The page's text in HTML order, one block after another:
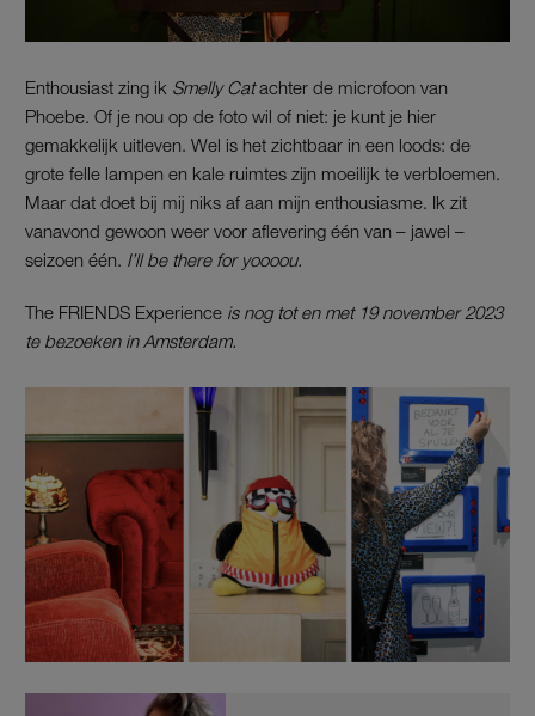
Enthousiast zing ik Smelly Catachter de microfoon van
Phoebe. Of je nou op de foto wil of niet: je kunt je hier
gemakkelijk uitleven. Wel is het zichtbaar in een loods: de
grote felle lampen en kale ruimtes zijn moeilijk te verbloemen.
Maar dat doet bij mij niks af aan mijn enthousiasme. Ik zit
vanavond gewoon weer voor aflevering één van – jawel –
seizoen één. I’ll be there for yoooou.
The FRIENDS Experience is nog tot en met 19 november 2023
te bezoeken in Amsterdam.